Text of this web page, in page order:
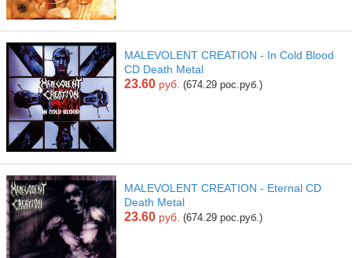
MALEVOLENT CREATION - In Cold Blood
CD Death Metal
23.60 руб. (674.29 рос.руб.)
MALEVOLENT CREATION - Eternal CD
Death Metal
23.60 руб. (674.29 рос.руб.)